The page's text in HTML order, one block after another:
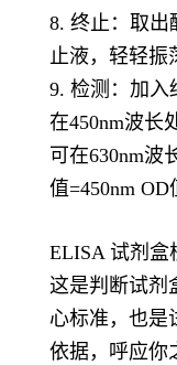
8. 终止：取出
止液，轻轻振
9. 检测：加入
在450nm波长
可在630nm波
值=450nm OD
ELISA 试剂盒
这是判断试剂
心标准，也是
依据，呼应你